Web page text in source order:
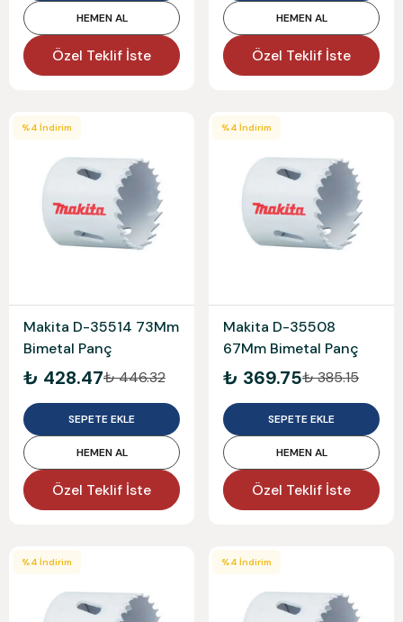
HEMEN AL
Özel Teklif İste
HEMEN AL
Özel Teklif İste
%4 İndirim
Makita D-35514 73Mm
Bimetal Panç
₺ 428.47₺ 446.32
SEPETE EKLE
HEMEN AL
Özel Teklif İste
%4 İndirim
Makita D-35508
67Mm Bimetal Panç
₺ 369.75₺ 385.15
SEPETE EKLE
HEMEN AL
Özel Teklif İste
%4 İndirim %4 İndirim